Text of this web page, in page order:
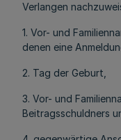
Verlangen
1. Vor- und
denen eine
2. Tag der Geburt,
3. Vor- und
Beitragsschuldners